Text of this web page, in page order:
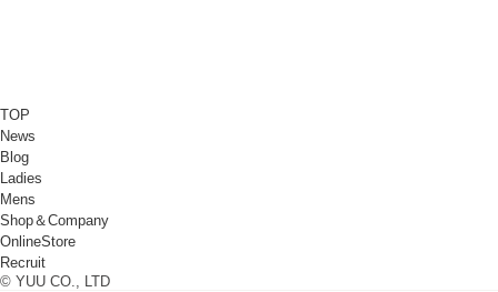
TOP
News
Blog
Ladies
Mens
Shop＆Company
OnlineStore
Recruit
© YUU CO., LTD